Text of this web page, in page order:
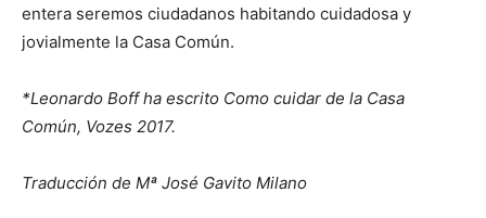
entera seremos ciudadanos habitando cuidadosa y
jovialmente la Casa Común.
*Leonardo Boff ha escrito Como cuidar de la Casa
Común, Vozes 2017.
Traducción de Mª José Gavito Milano